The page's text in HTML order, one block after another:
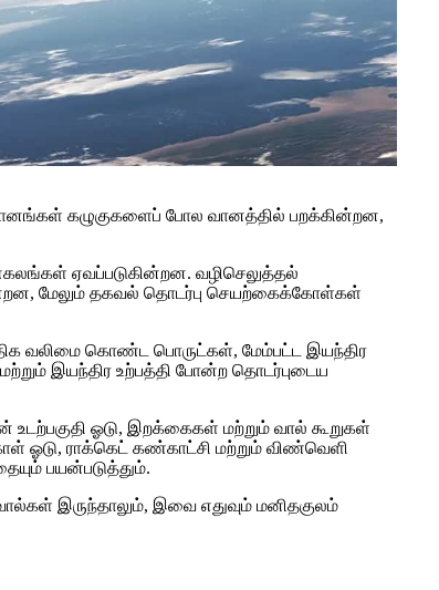
கழுகுகளைப் போல வானத்தில் பறக்கின்றன,
ஏவப்படுகின்றன. வழிசெலுத்தல்
மேலும் தகவல் தொடர்பு செயற்கைக்கோள்கள்
அதிக வலிமை கொண்ட பொருட்கள், மேம்பட்ட இயந்திர
இயந்திர உற்பத்தி போன்ற தொடர்புடைய
ஓடு, இறக்கைகள் மற்றும் வால் கூறுகள்
ஓடு, ராக்கெட் கண்காட்சி மற்றும் விண்வெளி
பயன்படுத்தும்.
இருந்தாலும், இவை எதுவும் மனிதகுலம்